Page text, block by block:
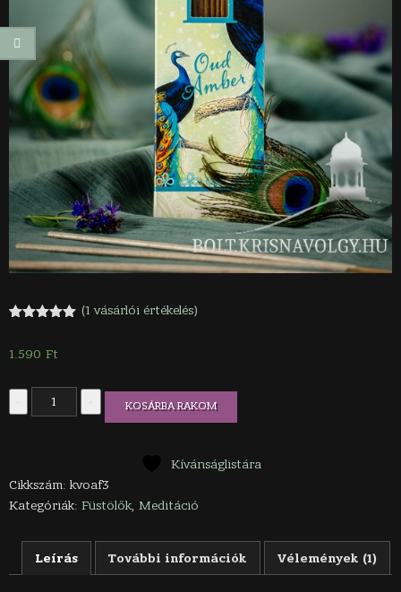
ből,
(1 vásárlói értékelés)
1.590 Ft
Oud
KOSÁRBA RAKOM
Kívánságlistára
Cikkszám: kvoaf3
Kategóriák: Füstölők, Meditáció
Leírás További információk Vélemények (1)